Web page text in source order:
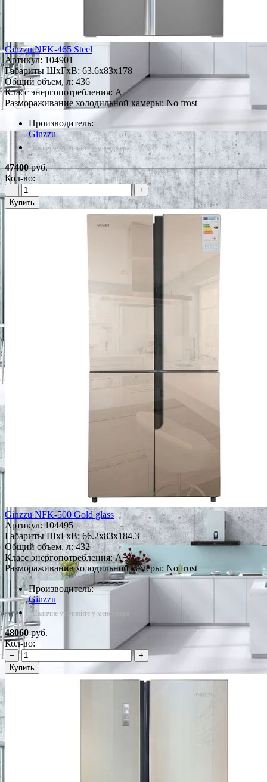
Ginzzu NFK-465 Steel
Артикул: 104901
Габариты ШxГxВ: 63.6x83x178
Общий объем, л: 436
Класс энергопотребления: A+
Размораживание холодильной камеры: No frost
Производитель:
Ginzzu
*Наличие уточняйте у менеджера
47400руб.
Кол-во:
−
+
Купить
Ginzzu NFK-500 Gold glass
Артикул:104495
Габариты ШxГxВ: 66.2x83x184.3
Общий объем, л: 432
Класс энергопотребления: A+
Размораживание холодильной камеры: No frost
Производитель:
Ginzzu
*Наличие уточняйте у менеджера
48060 руб.
Кол-во:
−
+
Купить